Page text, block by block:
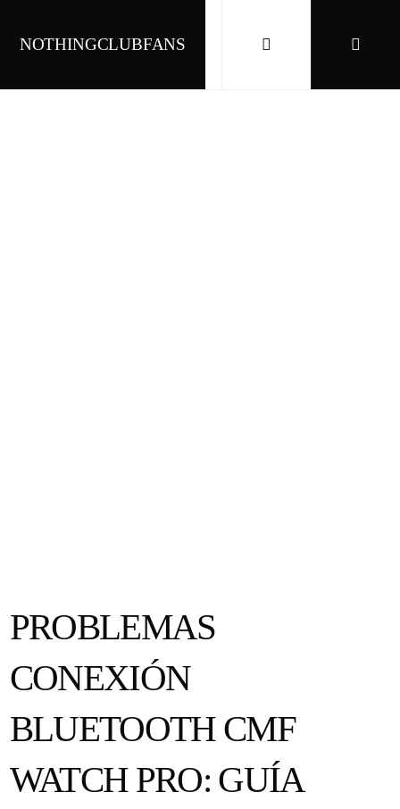
NOTHINGCLUBFANS
PROBLEMAS
CONEXIÓN
BLUETOOTH CMF
WATCH PRO: GUÍA